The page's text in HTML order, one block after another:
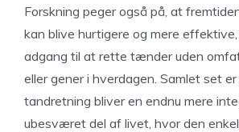
Forskning peger også på, at
kan blive hurtigere og mere
adgang til at rette tænder uden
eller gener i hverdagen. Samlet set
tandretning bliver en endnu mere
ubesværet del af livet, hvor den